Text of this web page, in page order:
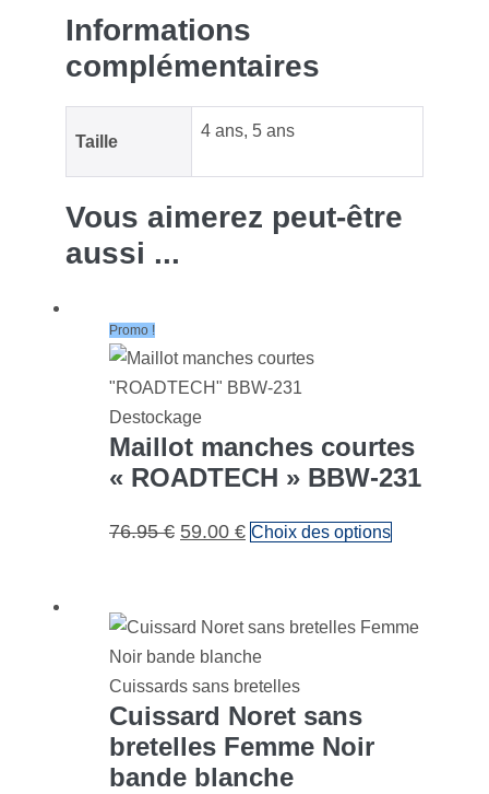
Informations
complémentaires
Taille
4 ans, 5 ans
Vous aimerez peut-être
aussi ...
Promo !
Destockage
Maillot manches courtes
« ROADTECH » BBW-231
76.95€ 59.00 € Choix des options
Cuissards sans bretelles
Cuissard Noret sans
bretelles Femme Noir
bande blanche